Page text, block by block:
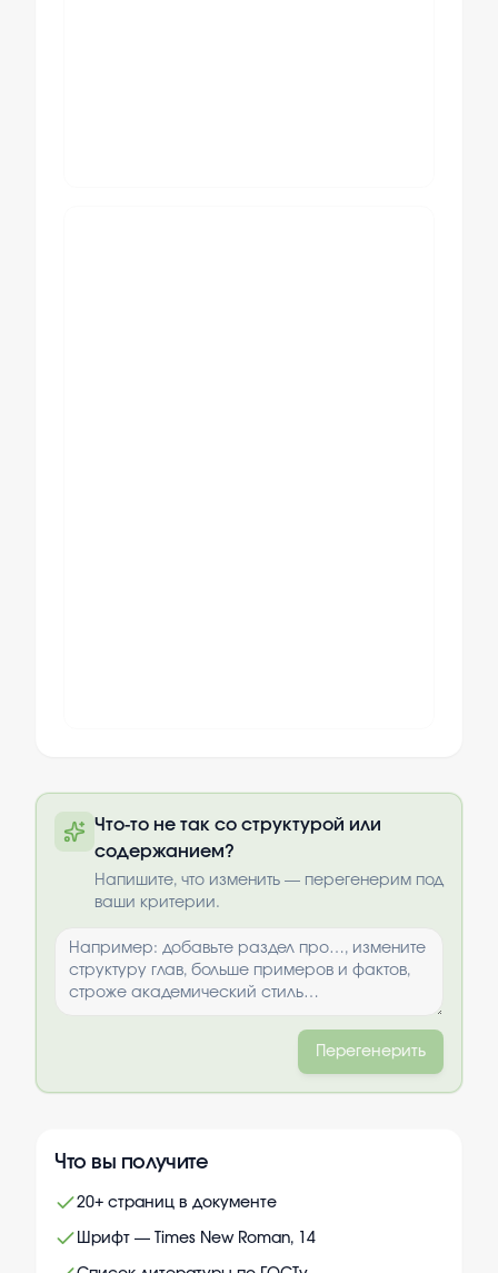
оплаты
Что-то не так со структурой или
содержанием?
Напишите, что изменить — перегенерим под
ваши критерии.
Перегенерить
Что вы получите
20+ страниц в документе
Шрифт — Times New Roman, 14